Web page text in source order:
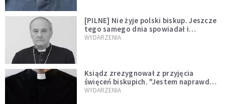
[PILNE] Nie żyje polski biskup. Jeszcze
tego samego dnia spowiadał i
sprawował Mszę świętą
WYDARZENIA
Ksiądz zrezygnował z przyjęcia
święceń biskupich. "Jestem naprawdę
niegodny"
WYDARZENIA